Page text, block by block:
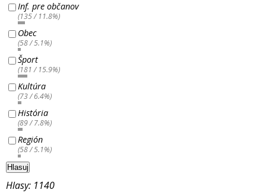
Inf. pre občanov
(135 / 11.8%)
Obec
(58 / 5.1%)
Šport
(181 / 15.9%)
Kultúra
(73 / 6.4%)
História
(89 / 7.8%)
Región
(58 / 5.1%)
Hlasuj
Hlasy: 1140